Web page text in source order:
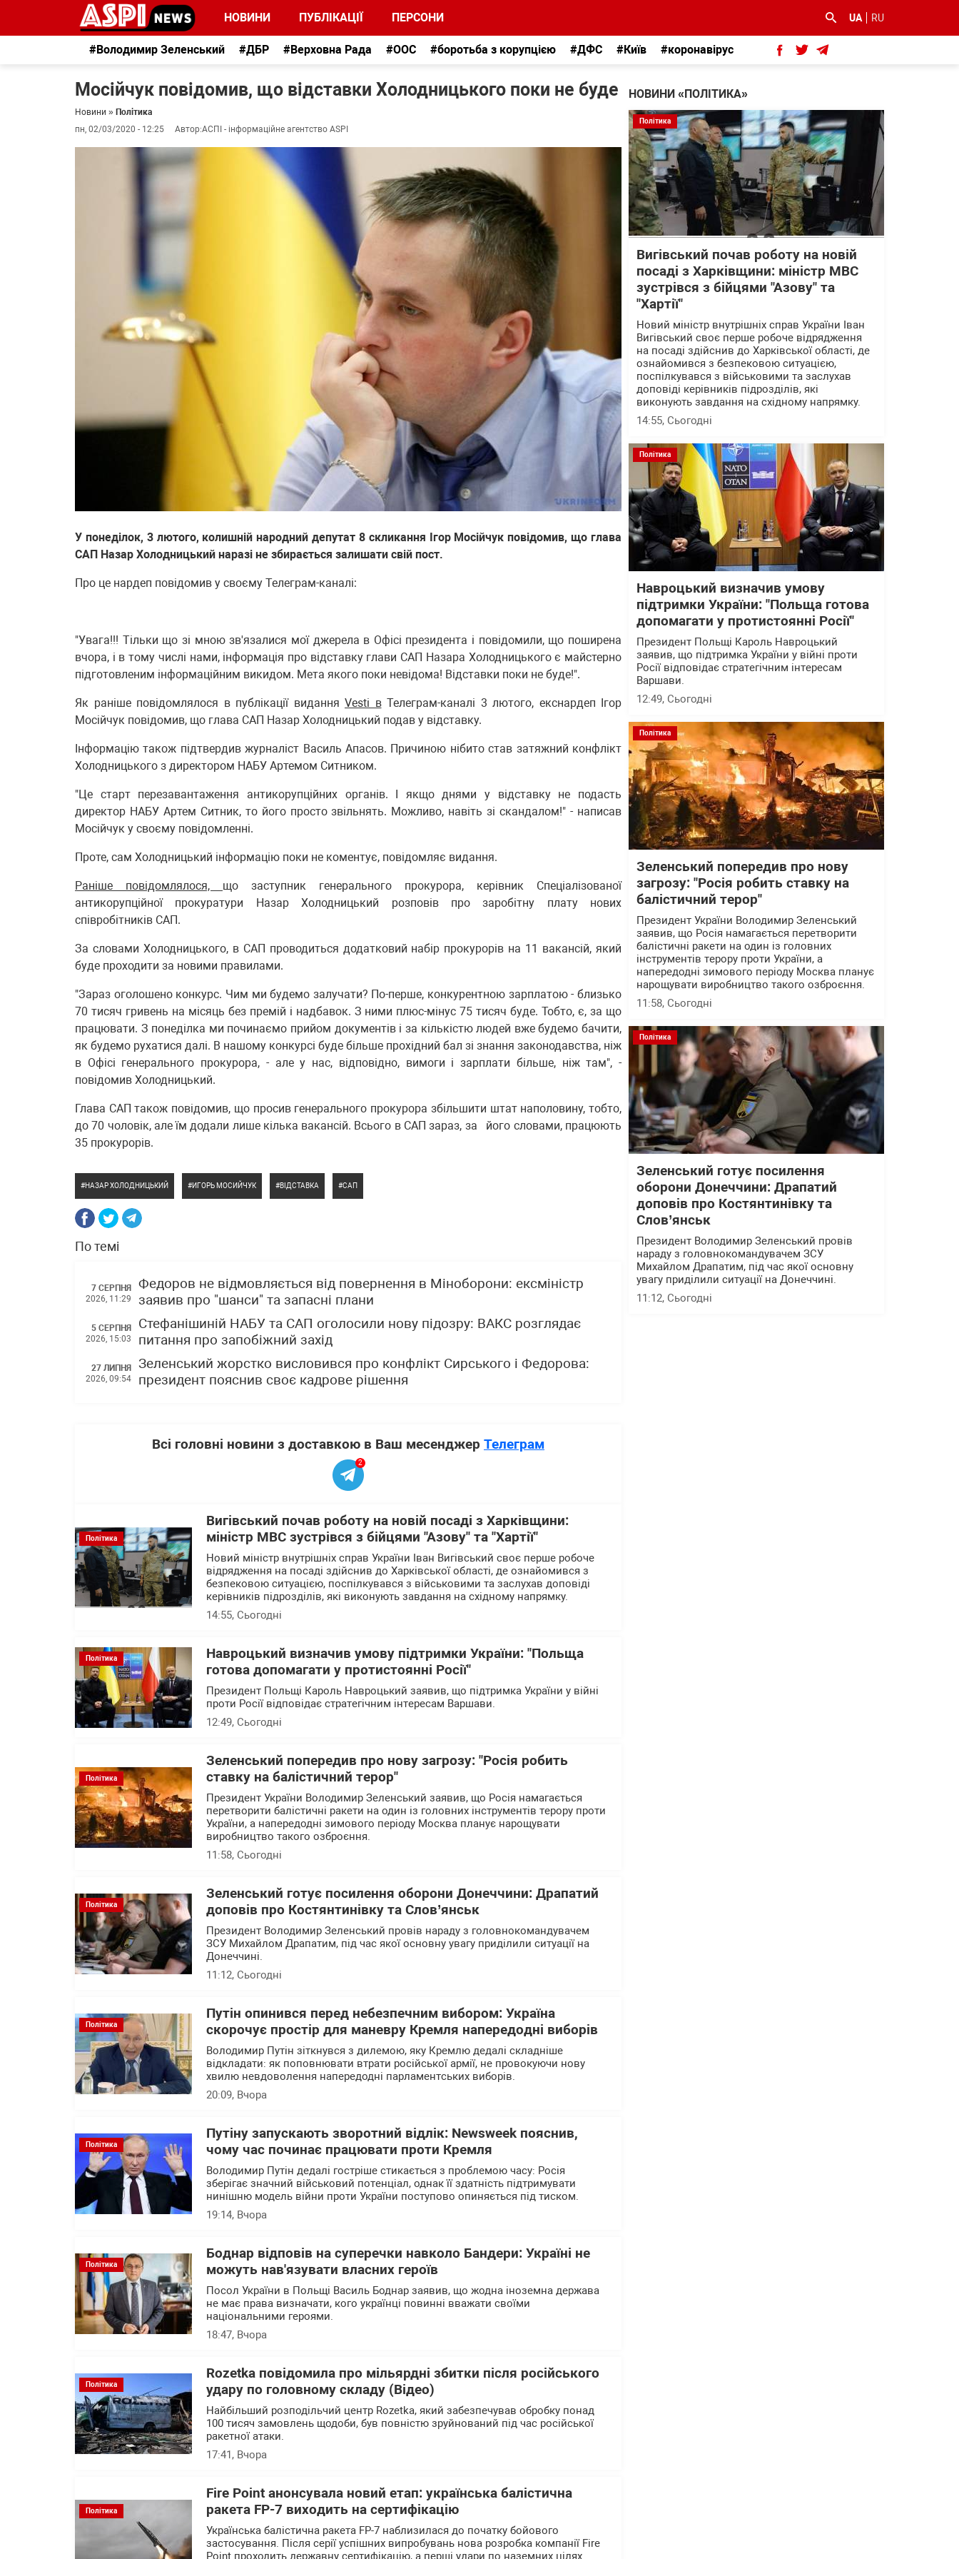
НОВИНИ ПУБЛІКАЦІЇ ПЕРСОНИ UA RU
#Володимир Зеленський #ДБР #Верховна Рада #ООС #боротьба з корупцією #ДФС #Київ #коронавірус
Мосійчук повідомив, що відставки Холодницького поки не буде
Новини » Політика
пн, 02/03/2020 - 12:25
Автор:АСПІ - інформаційне агентство ASPI
У понеділок, 3 лютого, колишній народний депутат 8 скликання Ігор Мосійчук повідомив, що глава
САП Назар Холодницький наразі не збирається залишати свій пост.
Про це нардеп повідомив у своєму Телеграм-каналі:
"Увага!!! Тільки що зі мною зв'язалися мої джерела в Офісі президента і повідомили, що поширена
вчора, і в тому числі нами, інформація про відставку глави САП Назара Холодницького є майстерно
підготовленим інформаційним викидом. Мета якого поки невідома! Відставки поки не буде!".
Як раніше повідомлялося в публікації видання Vesti вТелеграм-каналі 3 лютого, екснардеп Ігор
Мосійчук повідомив, що глава САП Назар Холодницький подав у відставку.
Інформацію також підтвердив журналіст Василь Апасов. Причиною нібито став затяжний конфлікт
Холодницького з директором НАБУ Артемом Ситником.
"Це старт перезавантаження антикорупційних органів. І якщо днями у відставку не подасть
директор НАБУ Артем Ситник, то його просто звільнять. Можливо, навіть зі скандалом!" - написав
Мосійчук у своєму повідомленні.
Проте, сам Холодницький інформацію поки не коментує, повідомляє видання.
Раніше повідомлялося, що заступник генерального прокурора, керівник Спеціалізованої
антикорупційної прокуратури Назар Холодницький розповів про заробітну плату нових
співробітників САП.
За словами Холодницького, в САП проводиться додатковий набір прокурорів на 11 вакансій, який
буде проходити за новими правилами.
"Зараз оголошено конкурс. Чим ми будемо залучати? По-перше, конкурентною зарплатою - близько
70 тисяч гривень на місяць без премій і надбавок. З ними плюс-мінус 75 тисяч буде. Тобто, є, за що
працювати. З понеділка ми починаємо прийом документів і за кількістю людей вже будемо бачити,
як будемо рухатися далі. В нашому конкурсі буде більше прохідний бал зі знання законодавства, ніж
в Офісі генерального прокурора, - але у нас, відповідно, вимоги і зарплати більше, ніж там", -
повідомив Холодницький.
Глава САП також повідомив, що просив генерального прокурора збільшити штат наполовину, тобто,
до 70 чоловік, але їм додали лише кілька вакансій. Всього в САП зараз, за його словами, працюють
35 прокурорів.
НАЗАР ХОЛОДНИЦЬКИЙ ИГОРЬ МОСИЙЧУК ВІДСТАВКА САП
По темі
7 СЕРПНЯ
2026, 11:29
Федоров не відмовляється від повернення в Міноборони: ексміністр
заявив про "шанси" та запасні плани
5 СЕРПНЯ
2026, 15:03
Стефанішиній НАБУ та САП оголосили нову підозру: ВАКС розглядає
питання про запобіжний захід
27 ЛИПНЯ
2026, 09:54
Зеленський жорстко висловився про конфлікт Сирського і Федорова:
президент пояснив своє кадрове рішення
Всі головні новини з доставкою в Ваш месенджер Телеграм
2
Політика
Вигівський почав роботу на новій посаді з Харківщини:
міністр МВС зустрівся з бійцями "Азову" та "Хартії"
Новий міністр внутрішніх справ України Іван Вигівський своє перше робоче
відрядження на посаді здійснив до Харківської області, де ознайомився з
безпековою ситуацією, поспілкувався з військовими та заслухав доповіді
керівників підрозділів, які виконують завдання на східному напрямку.
14:55, Сьогодні
Політика
Навроцький визначив умову підтримки України: "Польща
готова допомагати у протистоянні Росії"
Президент Польщі Кароль Навроцький заявив, що підтримка України у війні
проти Росії відповідає стратегічним інтересам Варшави.
12:49, Сьогодні
Політика
Зеленський попередив про нову загрозу: "Росія робить
ставку на балістичний терор"
Президент України Володимир Зеленський заявив, що Росія намагається
перетворити балістичні ракети на один із головних інструментів терору проти
України, а напередодні зимового періоду Москва планує нарощувати
виробництво такого озброєння.
11:58, Сьогодні
Політика
Зеленський готує посилення оборони Донеччини: Драпатий
доповів про Костянтинівку та Слов’янськ
Президент Володимир Зеленський провів нараду з головнокомандувачем
ЗСУ Михайлом Драпатим, під час якої основну увагу приділили ситуації на
Донеччині.
11:12, Сьогодні
Політика
Путін опинився перед небезпечним вибором: Україна
скорочує простір для маневру Кремля напередодні виборів
Володимир Путін зіткнувся з дилемою, яку Кремлю дедалі складніше
відкладати: як поповнювати втрати російської армії, не провокуючи нову
хвилю невдоволення напередодні парламентських виборів.
20:09, Вчора
Політика
Путіну запускають зворотний відлік: Newsweek пояснив,
чому час починає працювати проти Кремля
Володимир Путін дедалі гостріше стикається з проблемою часу: Росія
зберігає значний військовий потенціал, однак її здатність підтримувати
нинішню модель війни проти України поступово опиняється під тиском.
19:14, Вчора
Політика
Боднар відповів на суперечки навколо Бандери: Україні не
можуть нав'язувати власних героїв
Посол України в Польщі Василь Боднар заявив, що жодна іноземна держава
не має права визначати, кого українці повинні вважати своїми
національними героями.
18:47, Вчора
Політика
Rozetka повідомила про мільярдні збитки після російського
удару по головному складу (Відео)
Найбільший розподільчий центр Rozetka, який забезпечував обробку понад
100 тисяч замовлень щодоби, був повністю зруйнований під час російської
ракетної атаки.
17:41, Вчора
Політика
Fire Point анонсувала новий етап: українська балістична
ракета FP-7 виходить на сертифікацію
Українська балістична ракета FP-7 наблизилася до початку бойового
застосування. Після серії успішних випробувань нова розробка компанії Fire
Point проходить державну сертифікацію, а перші удари по наземних цілях
НОВИНИ «ПОЛІТИКА»
Політика
Вигівський почав роботу на новій
посаді з Харківщини: міністр МВС
зустрівся з бійцями "Азову" та
"Хартії"
Новий міністр внутрішніх справ України Іван
Вигівський своє перше робоче відрядження
на посаді здійснив до Харківської області, де
ознайомився з безпековою ситуацією,
поспілкувався з військовими та заслухав
доповіді керівників підрозділів, які
виконують завдання на східному напрямку.
14:55, Сьогодні
Політика
Навроцький визначив умову
підтримки України: "Польща готова
допомагати у протистоянні Росії"
Президент Польщі Кароль Навроцький
заявив, що підтримка України у війні проти
Росії відповідає стратегічним інтересам
Варшави.
12:49, Сьогодні
Політика
Зеленський попередив про нову
загрозу: "Росія робить ставку на
балістичний терор"
Президент України Володимир Зеленський
заявив, що Росія намагається перетворити
балістичні ракети на один із головних
інструментів терору проти України, а
напередодні зимового періоду Москва планує
нарощувати виробництво такого озброєння.
11:58, Сьогодні
Політика
Зеленський готує посилення
оборони Донеччини: Драпатий
доповів про Костянтинівку та
Слов’янськ
Президент Володимир Зеленський провів
нараду з головнокомандувачем ЗСУ
Михайлом Драпатим, під час якої основну
увагу приділили ситуації на Донеччині.
11:12, Сьогодні